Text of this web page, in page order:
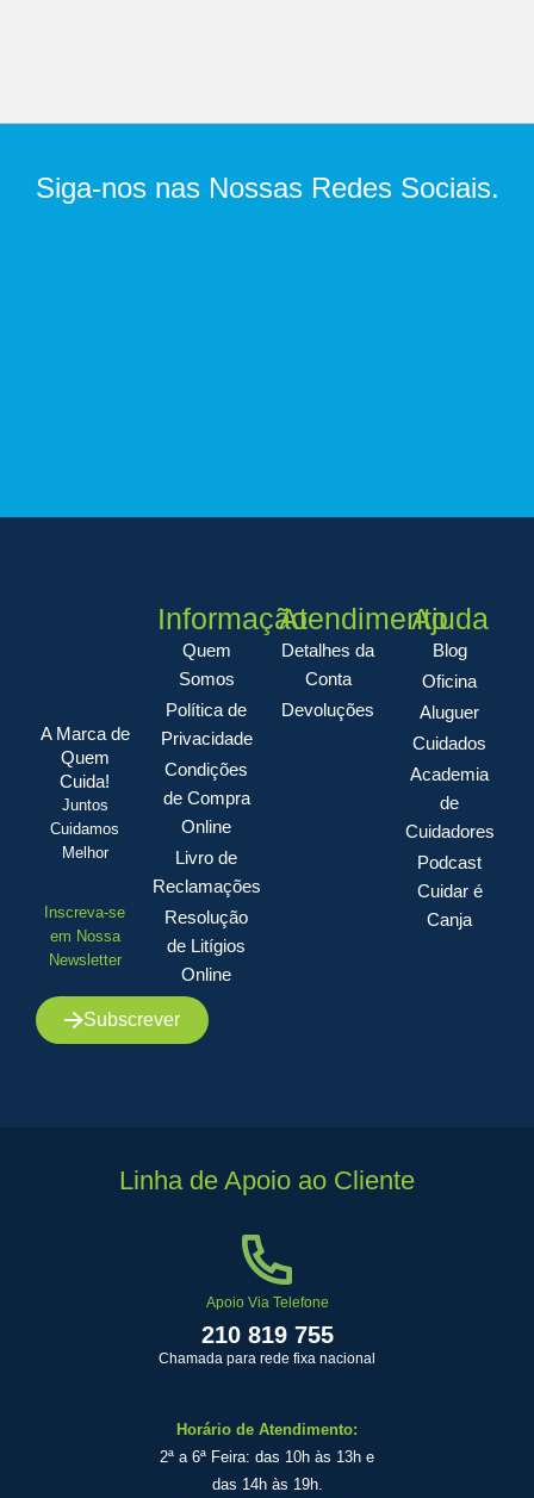
Siga-nos nas Nossas Redes Sociais.
A Marca de
Quem
Cuida!
Juntos
Cuidamos
Melhor
Inscreva-se
em Nossa
Newsletter
Subscrever
Informação
Quem
Somos
Política de
Privacidade
Condições
de Compra
Online
Livro de
Reclamações
Resolução
de Litígios
Online
Atendimento
Detalhes da
Conta
Devoluções
Ajuda
Blog
Oficina
Aluguer
Cuidados
Academia
de
Cuidadores
Podcast
Cuidar é
Canja
Linha de Apoio ao Cliente
Apoio Via Telefone
210 819 755
Chamada para rede fixa nacional
Horário de Atendimento:
2ª a 6ª Feira: das 10h às 13h e
das 14h às 19h.